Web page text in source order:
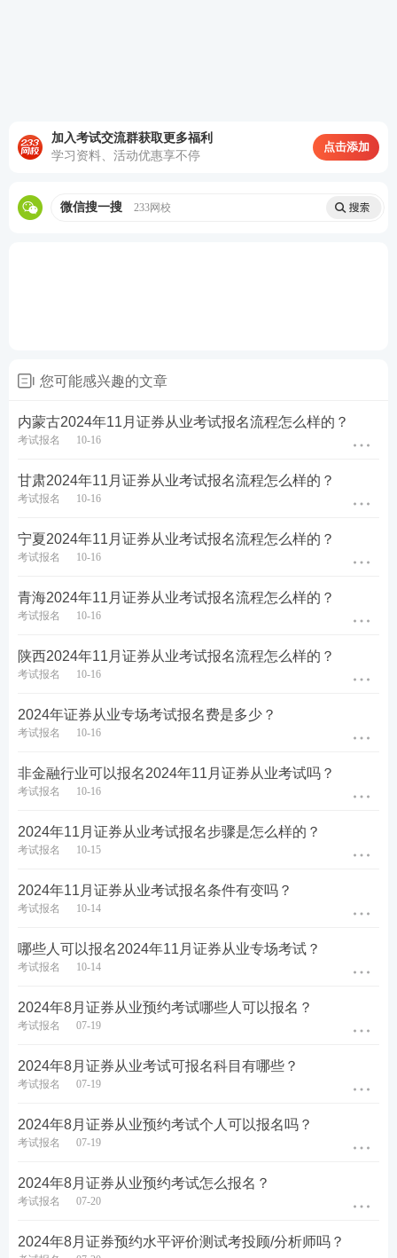
入下一步。
第五步：没报考的的新考生需上传个人寸照，老考生
无需上传，沿用原来的照片即可。
（注意从业和专项不能同时选择）
加入考试交流群获取更多福利
学习资料、活动优惠享不停
点击添加
微信搜一搜 233网校
您可能感兴趣的文章
内蒙古2024年11月证券从业考试报名流程怎么样的？
考试报名 10-16
甘肃2024年11月证券从业考试报名流程怎么样的？
考试报名 10-16
宁夏2024年11月证券从业考试报名流程怎么样的？
考试报名 10-16
青海2024年11月证券从业考试报名流程怎么样的？
考试报名 10-16
陕西2024年11月证券从业考试报名流程怎么样的？
考试报名 10-16
2024年证券从业专场考试报名费是多少？
考试报名 10-16
非金融行业可以报名2024年11月证券从业考试吗？
考试报名 10-16
2024年11月证券从业考试报名步骤是怎么样的？
考试报名 10-15
2024年11月证券从业考试报名条件有变吗？
考试报名 10-14
哪些人可以报名2024年11月证券从业专场考试？
考试报名 10-14
2024年8月证券从业预约考试哪些人可以报名？
考试报名 07-19
2024年8月证券从业考试可报名科目有哪些？
考试报名 07-19
2024年8月证券从业预约考试个人可以报名吗？
考试报名 07-19
2024年8月证券从业预约考试怎么报名？
考试报名 07-20
2024年8月证券预约水平评价测试考投顾/分析师吗？